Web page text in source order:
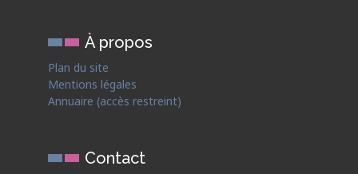
À propos
Plan du site
Mentions légales
Annuaire (accès restreint)
Contact